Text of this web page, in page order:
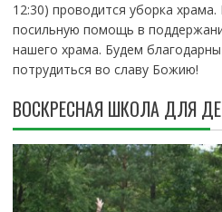
12:30) проводится уборка
посильную помощь в
нашего храма. Будем
потрудиться во славу Божию!
ВОСКРЕСНАЯ ШКОЛА ДЛЯ